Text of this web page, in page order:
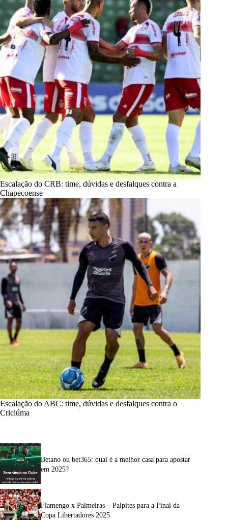
Escalação do CRB: time, dúvidas e desfalques contra a
Chapecoense
Escalação do ABC: time, dúvidas e desfalques contra o
Criciúma
Betano ou bet365: qual é a melhor casa para apostar
em 2025?
Flamengo x Palmeiras – Palpites para a Final da
Copa Libertadores 2025